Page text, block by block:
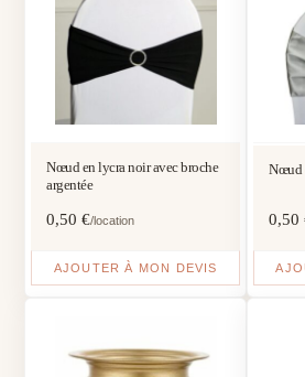
Nœud en lycra noir avec broche
argentée
0,50€/location
AJOUTER À MON DEVIS
Nœud
0,50